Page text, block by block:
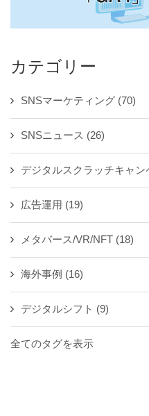
カテゴリー
SNSマーケティング (70)
SNSニュース (26)
デジタルスクラッチキャン
広告運用 (19)
メタバース/VR/NFT (18)
海外事例 (16)
デジタルシフト (9)
全てのタグを表示